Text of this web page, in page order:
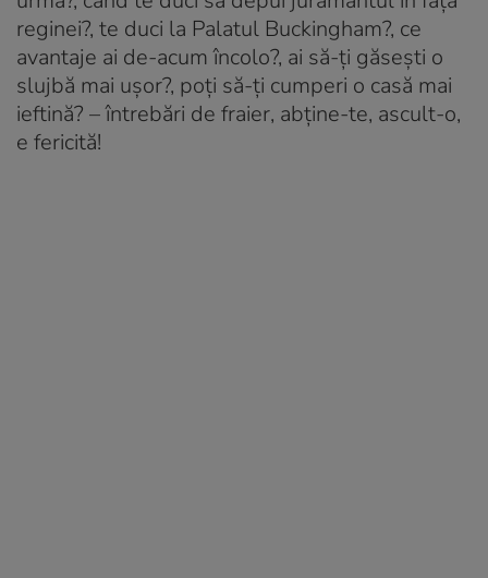
reginei?, te duci la Palatul Buckingham?, ce
avantaje ai de-acum încolo?, ai să-ți găsești o
slujbă mai ușor?, poți să-ți cumperi o casă mai
ieftină? – întrebări de fraier, abține-te, ascult-o,
e fericită!